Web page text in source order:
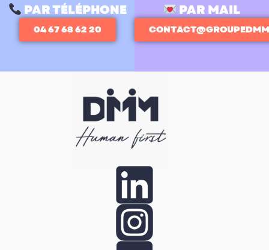
PAR TÉLÉPHONE
04 67 68 62 20
PAR MAIL